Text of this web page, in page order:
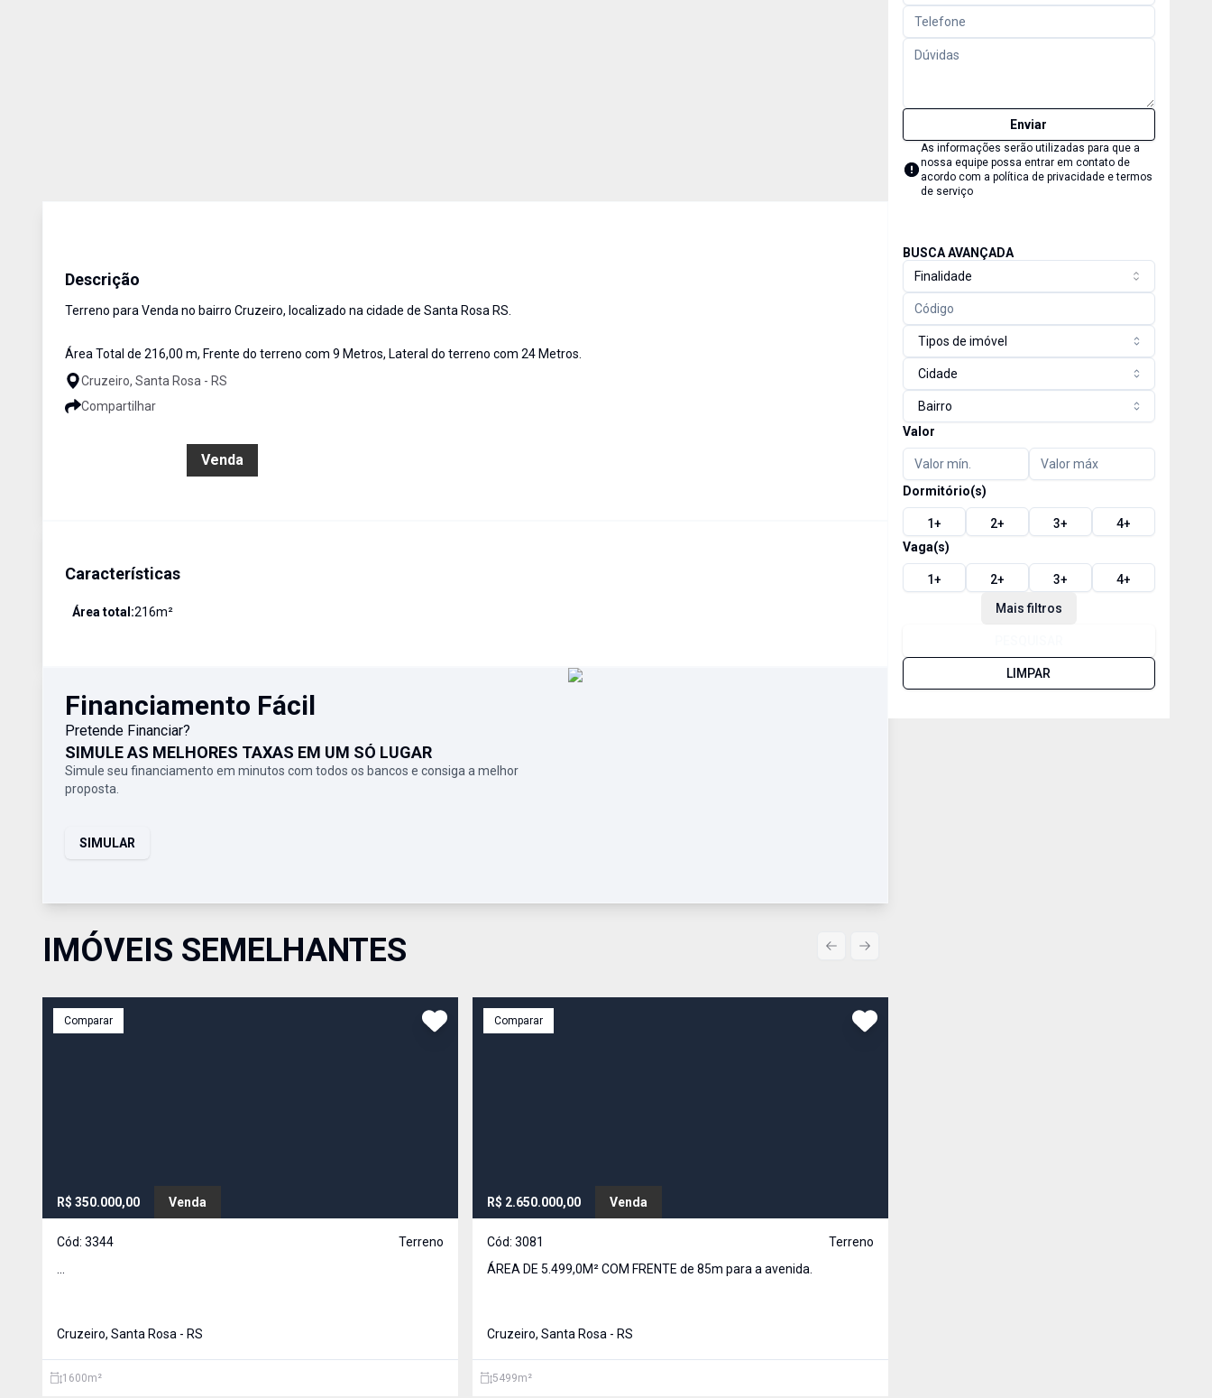
Descrição
Terreno para Venda no bairro Cruzeiro, localizado na cidade de Santa Rosa RS.
Área Total de 216,00 m, Frente do terreno com 9 Metros, Lateral do terreno com 24 Metros.
Cruzeiro, Santa Rosa - RS
Compartilhar
Venda
Características
Área total:216m²
Financiamento Fácil
Pretende Financiar?
SIMULE AS MELHORES TAXAS EM UM SÓ LUGAR
Simule seu financiamento em minutos com todos os bancos e consiga a melhor
proposta.
SIMULAR
IMÓVEIS SEMELHANTES
Comparar
R$ 350.000,00 Venda
Cód: 3344
Terreno
Cruzeiro, Santa Rosa - RS
1600m²
Comparar
R$ 2.650.000,00 Venda
Cód: 3081
Terreno
ÁREA DE 5.499,0M² COM FRENTE de 85m para a avenida.
Cruzeiro, Santa Rosa - RS
5499m²
Previous slide
Next slide
Enviar
As informações serão utilizadas para que a
nossa equipe possa entrar em contato de
acordo com a política de privacidade e termos
de serviço
BUSCA AVANÇADA
Finalidade
Tipos de imóvel
Cidade
Bairro
Valor
Dormitório(s)
1+ 2+ 3+ 4+
Vaga(s)
1+ 2+ 3+ 4+
Mais filtros
LIMPAR